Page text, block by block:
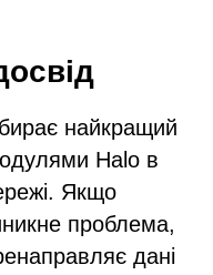
найкращий
Halo в
Якщо
проблема,
дані